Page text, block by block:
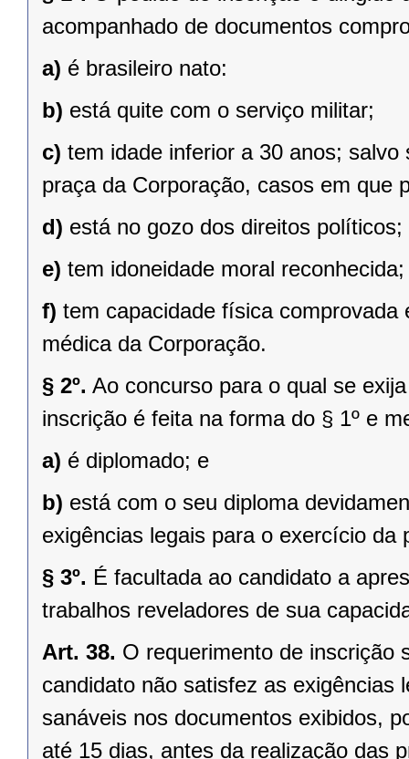
acompanhado de documentos
a) é brasileiro nato:
b) está quite com o serviço militar;
c) tem idade inferior a 30 anos;
praça da Corporação, casos em que
d) está no gozo dos direitos políticos;
e) tem idoneidade moral
f) tem capacidade física comprovada
médica da Corporação.
§ 2º. Ao concurso para o qual se
inscrição é feita na forma do § 1º e
a) é diplomado; e
b) está com o seu diploma
exigências legais para o exercício da
§ 3º. É facultada ao candidato a
trabalhos reveladores de sua
Art. 38. O requerimento de inscrição
candidato não satisfez as exigências
sanáveis nos documentos exibidos,
até 15 dias, antes da realização das